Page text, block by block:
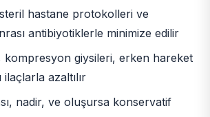
hastane protokolleri ve
antibiyotiklerle minimize edilir
kompresyon giysileri, erken hareket
azaltılır
nadir, ve oluşursa konservatif